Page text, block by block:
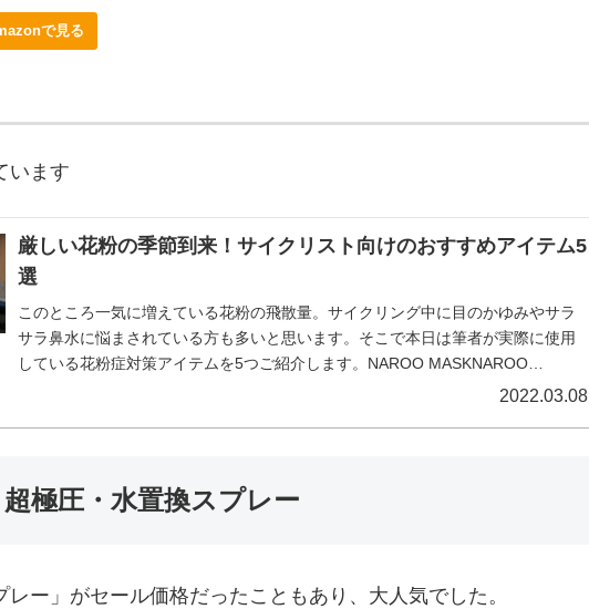
で見る
います
厳しい花粉の季節到来！サイクリスト向けのおすすめアイテム5
選
このところ一気に増えている花粉の飛散量。サイクリング中に目のかゆみやサラ
サラ鼻水に悩まされている方も多いと思います。そこで本日は筆者が実際に使用
している花粉症対策アイテムを5つご紹介します。NAROO MASKNAROO
2022.03.08
極圧・水置換スプレー
ー」がセール価格だったこともあり、大人気でした。